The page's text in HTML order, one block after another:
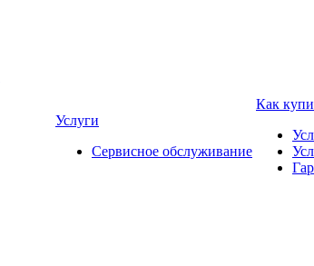
Услуги
Сервисное обслуживание
Как